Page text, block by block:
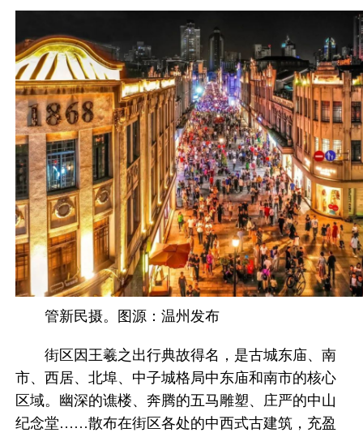
管新民摄。图源：温州发布
街区因王羲之出行典故得名，是古城东庙、南
市、西居、北埠、中子城格局中东庙和南市的核心
区域。幽深的谯楼、奔腾的五马雕塑、庄严的中山
纪念堂……散布在街区各处的中西式古建筑，充盈